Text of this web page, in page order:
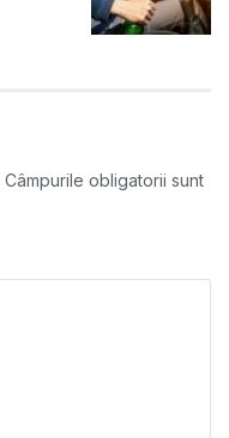
Câmpurile obligatorii sunt